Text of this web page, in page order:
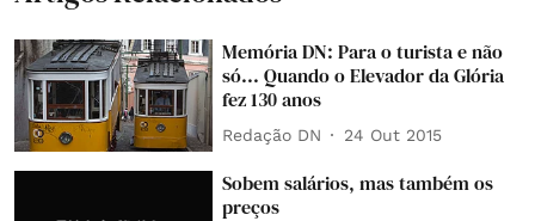
Memória DN: Para o turista e não
só... Quando o Elevador da Glória
fez 130 anos
Redação DN 24 Out 2015
Sobem salários, mas também os
preços